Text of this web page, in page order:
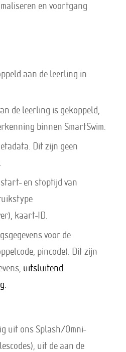
en voortgang
aan de leerling in
de leerling is gekoppeld,
binnen SmartSwim.
Dit zijn geen
en stoptijd van
kaart-ID.
voor de
pincode). Dit zijn
uitsluitend
uit ons Splash/Omni-
uit de aan de